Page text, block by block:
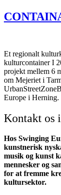
Et regionalt
kulturcontainer I
projekt mellem 6
om Mejeriet i
Europe i
Kontakt os
Hos Swinging
kunstnerisk
musik og kunst
mennesker og
for at fremme
kultursektor.